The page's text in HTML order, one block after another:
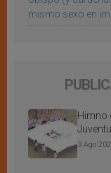
mismo sexo en
Himno
3 Ago